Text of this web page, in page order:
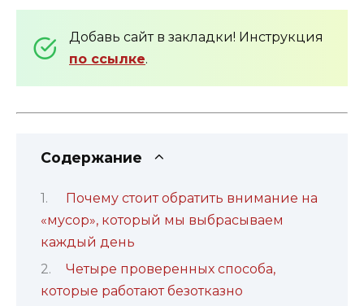
Добавь сайт в закладки! Инструкция
по ссылке.
Содержание
Почему стоит обратить внимание на
«мусор», который мы выбрасываем
каждый день
Четыре проверенных способа,
которые работают безотказно